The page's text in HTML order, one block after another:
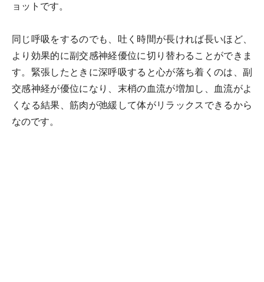
ョットです。
同じ呼吸をするのでも、吐く時間が長ければ長いほど、
より効果的に副交感神経優位に切り替わることができま
す。緊張したときに深呼吸すると心が落ち着くのは、副
交感神経が優位になり、末梢の血流が増加し、血流がよ
くなる結果、筋肉が弛緩して体がリラックスできるから
なのです。